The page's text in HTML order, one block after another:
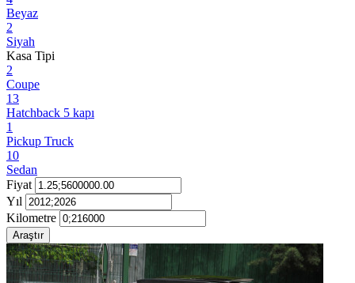
Beyaz
2
Siyah
Kasa Tipi
2
Coupe
13
Hatchback 5 kapı
1
Pickup Truck
10
Sedan
Fiyat
Yıl
Kilometre
Araştır